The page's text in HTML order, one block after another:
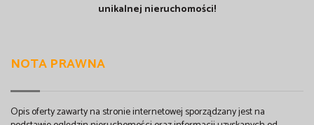
unikalnej nieruchomości!
NOTA PRAWNA
Opis oferty zawarty na stronie internetowej sporządzany jest na